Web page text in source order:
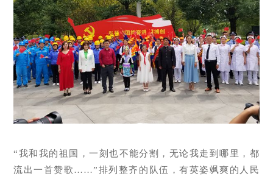
“我和我的祖国，一刻也不能分割，无论我走到哪里，都
流出一首赞歌……”排列整齐的队伍，有英姿飒爽的人民